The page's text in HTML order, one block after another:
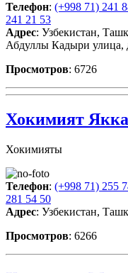
Телефон: (+998 71) 241
241 21 53
Адрес: Узбекистан,
Абдуллы Кадыри улица,
Просмотров: 6726
Хокимият
Хокимияты
Телефон: (+998 71) 255
281 54 50
Адрес: Узбекистан,
Просмотров: 6266